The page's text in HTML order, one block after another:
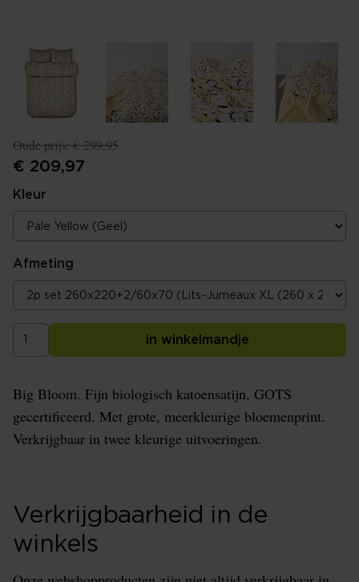
Oude prijs:€ 299,95
€ 209,97
Kleur
Afmeting
in winkelmandje
Big Bloom. Fijn biologisch katoensatijn, GOTS
gecertificeerd. Met grote, meerkleurige bloemenprint.
Verkrijgbaar in twee kleurige uitvoeringen.
Verkrijgbaarheid in de
winkels